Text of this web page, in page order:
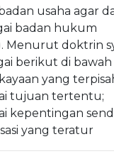
usaha agar
badan hukum
Menurut doktrin
berikut di bawah
yang
tujuan tertentu;
kepentingan
yang teratur